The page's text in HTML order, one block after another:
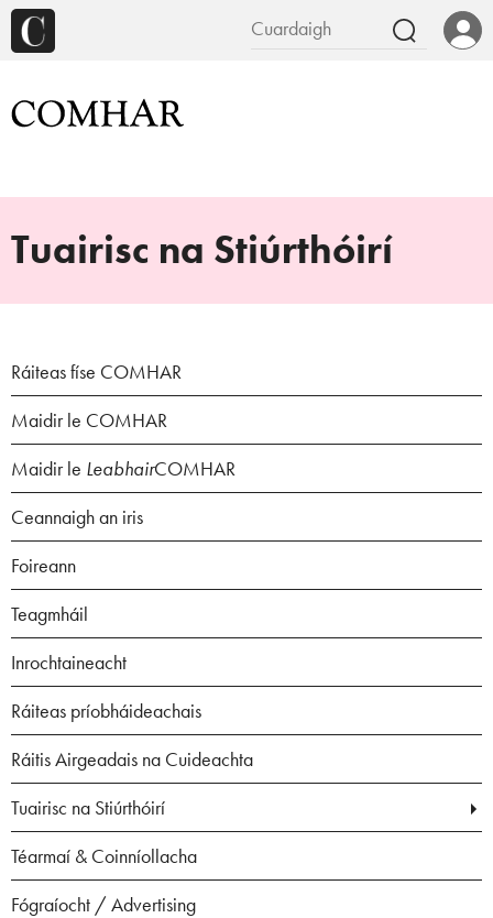
Tuairisc na Stiúrthóirí
Ráiteas físe COMHAR
Maidir le COMHAR
Maidir le LeabhairCOMHAR
Ceannaigh an iris
Foireann
Teagmháil
Inrochtaineacht
Ráiteas príobháideachais
Ráitis Airgeadais na Cuideachta
Tuairisc na Stiúrthóirí
Téarmaí & Coinníollacha
Fógraíocht / Advertising